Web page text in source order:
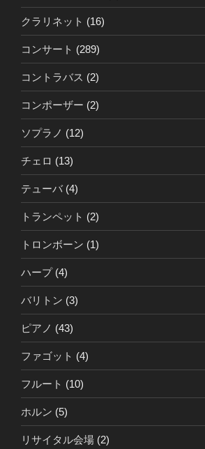
クラリネット (16)
コンサート (289)
コントラバス (2)
コンポーザー (2)
ソプラノ (12)
チェロ (13)
テューバ(4)
トランペット (2)
トロンボーン (1)
ハープ(4)
バリトン (3)
ピアノ (43)
ファゴット (4)
フルート (10)
ホルン (5)
リサイタル会場 (2)